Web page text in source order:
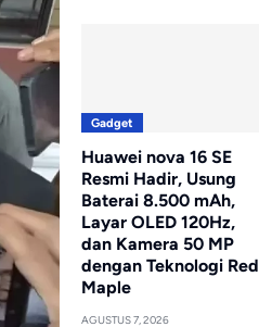
Gadget
Huawei nova 16 SE
Resmi Hadir, Usung
Baterai 8.500 mAh,
Layar OLED 120Hz,
dan Kamera 50 MP
dengan Teknologi Red
Maple
AGUSTUS 7, 2026